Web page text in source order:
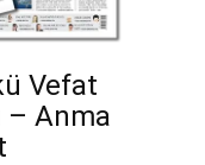
Vefat
– Anma